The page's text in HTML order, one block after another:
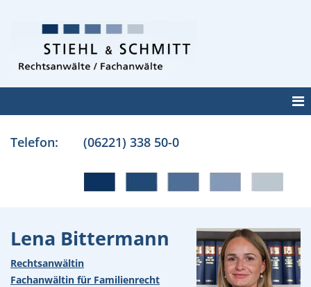
Telefon: (06221) 338 50-0
Lena Bittermann
Rechtsanwältin
Fachanwältin für Familienrecht